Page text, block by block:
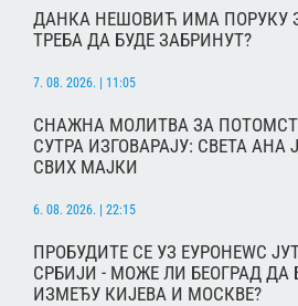
ДАНКА НЕШОВИЋ ИМА ПОРУКУ
ТРЕБА ДА БУДЕ ЗАБРИНУТ?
7. 08. 2026. | 11:05
СНАЖНА МОЛИТВА ЗА
СУТРА ИЗГОВАРАЈУ: СВЕТА
СВИХ МАЈКИ
6. 08. 2026. | 22:15
ПРОБУДИТЕ СЕ УЗ ЕУРОНЕWС
СРБИЈИ - МОЖЕ ЛИ БЕОГРАД ДА
ИЗМЕЂУ КИЈЕВА И МОСКВЕ?